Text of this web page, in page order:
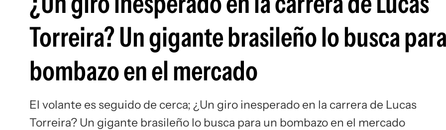
Torreira? Un gigante brasileño lo busca
bombazo en el mercado
El volante es seguido de cerca; ¿Un giro inesperado en la carrera de Lucas
Torreira? Un gigante brasileño lo busca para un bombazo en el mercado